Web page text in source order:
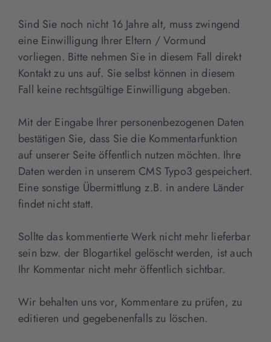
Sind Sie noch nicht 16 Jahre alt, muss zwingend
eine Einwilligung Ihrer Eltern / Vormund
vorliegen. Bitte nehmen Sie in diesem Fall direkt
Kontakt zu uns auf. Sie selbst können in diesem
Fall keine rechtsgültige Einwilligung abgeben.
Mit der Eingabe Ihrer personenbezogenen Daten
bestätigen Sie, dass Sie die Kommentarfunktion
auf unserer Seite öffentlich nutzen möchten. Ihre
Daten werden in unserem CMS Typo3 gespeichert.
Eine sonstige Übermittlung z.B. in andere Länder
findet nicht statt.
Sollte das kommentierte Werk nicht mehr lieferbar
sein bzw. der Blogartikel gelöscht werden, ist auch
Ihr Kommentar nicht mehr öffentlich sichtbar.
Wir behalten uns vor, Kommentare zu prüfen, zu
editieren und gegebenenfalls zu löschen.